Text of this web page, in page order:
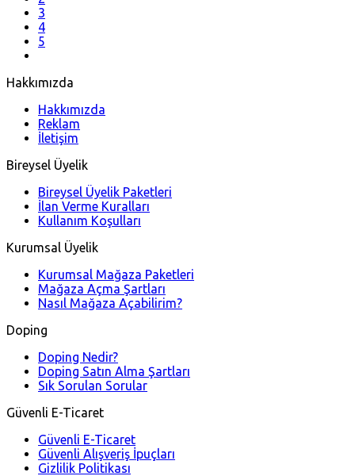
3
4
5
Hakkımızda
Hakkımızda
Reklam
İletişim
Bireysel Üyelik
Bireysel Üyelik Paketleri
İlan Verme Kuralları
Kullanım Koşulları
Kurumsal Üyelik
Kurumsal Mağaza Paketleri
Mağaza Açma Şartları
Nasıl Mağaza Açabilirim?
Doping
Doping Nedir?
Doping Satın Alma Şartları
Sık Sorulan Sorular
Güvenli E-Ticaret
Güvenli E-Ticaret
Güvenli Alışveriş İpuçları
Gizlilik Politikası